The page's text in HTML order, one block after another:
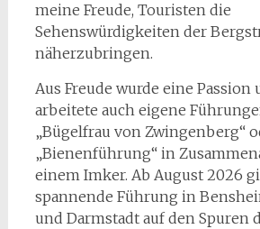
meine Freude, Touristen die
Sehenswürdigkeiten der
näherzubringen.
Aus Freude wurde eine Passion
arbeitete auch eigene
„Bügelfrau von Zwingenberg“
„Bienenführung“ in
einem Imker. Ab August 2026
spannende Führung in
und Darmstadt auf den Spuren